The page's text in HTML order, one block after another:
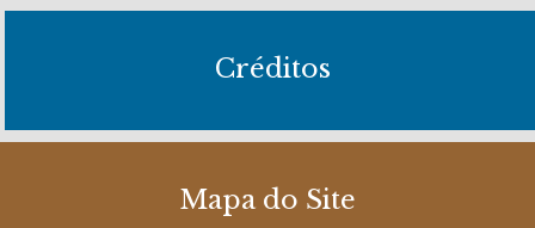
Créditos
Mapa do Site